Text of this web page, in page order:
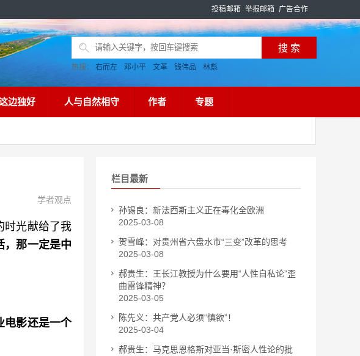
投稿邮箱 举报邮箱 广告合作
热搜： 右而左 邓小平 文革 钱伟品 林彪
边独好 人与自然相守 作者 专题
学者观点
光献给了我
，那一定是中
电影还是一个
栏目最新
孙锡良：新法西斯主义正在毒化全欧洲
2025-03-08
贺雪峰：对贵州省六盘水市“三变”改革的思考
2025-03-08
郝贵生：王长江教授为什么要用“人性自私论”歪
曲雷锋精神？
2025-03-05
陈先义：共产党人必须“慎欲”！
2025-03-04
郝贵生：马克思恩格斯对亚当·斯密人性论的批